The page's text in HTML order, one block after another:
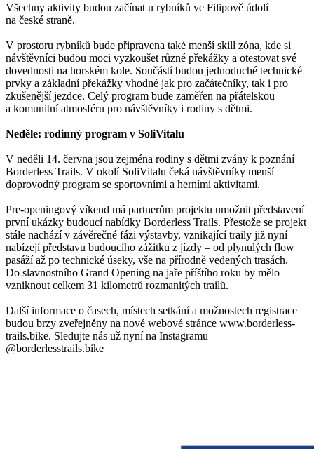
Všechny aktivity budou začínat u rybníků ve Filipově údolí
na české straně.
V prostoru rybníků bude připravena také menší skill zóna, kde si
návštěvníci budou moci vyzkoušet různé překážky a otestovat své
dovednosti na horském kole. Součástí budou jednoduché technické
prvky a základní překážky vhodné jak pro začátečníky, tak i pro
zkušenější jezdce. Celý program bude zaměřen na přátelskou
a komunitní atmosféru pro návštěvníky i rodiny s dětmi.
Neděle: rodinný program v SoliVitalu
V neděli 14. června jsou zejména rodiny s dětmi zvány k poznání
Borderless Trails. V okolí SoliVitalu čeká návštěvníky menší
doprovodný program se sportovními a herními aktivitami.
Pre-openingový víkend má partnerům projektu umožnit představení
první ukázky budoucí nabídky Borderless Trails. Přestože se projekt
stále nachází v závěrečné fázi výstavby, vznikající traily již nyní
nabízejí představu budoucího zážitku z jízdy – od plynulých flow
pasáží až po technické úseky, vše na přírodně vedených trasách.
Do slavnostního Grand Opening na jaře příštího roku by mělo
vzniknout celkem 31 kilometrů rozmanitých trailů.
Další informace o časech, místech setkání a možnostech registrace
budou brzy zveřejněny na nové webové stránce www.borderless-
trails.bike. Sledujte nás už nyní na Instagramu
@borderlesstrails.bike